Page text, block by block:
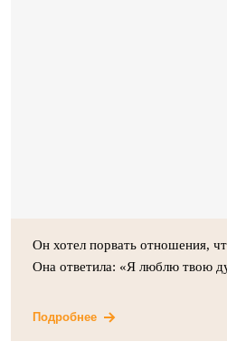
Он хотел порвать отношения,
Она ответила: «Я люблю твою
Подробнее